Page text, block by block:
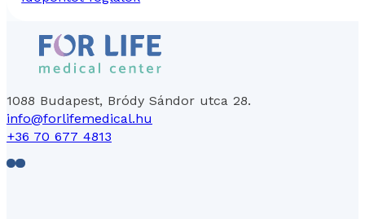
1088 Budapest, Bródy Sándor utca 28.
info@forlifemedical.hu
+36 70 677 4813
Follow us on Facebook
Follow us on LinkedIn